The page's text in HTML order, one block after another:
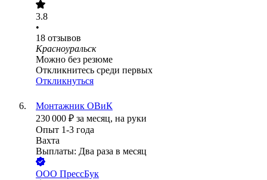
3.8
•
18 отзывов
Красноуральск
Можно без резюме
Откликнитесь среди первых
Откликнуться
Монтажник ОВиК
230 000 ₽ за месяц, на руки
Опыт 1-3 года
Вахта
Выплаты: Два раза в месяц
ООО ПрессБук